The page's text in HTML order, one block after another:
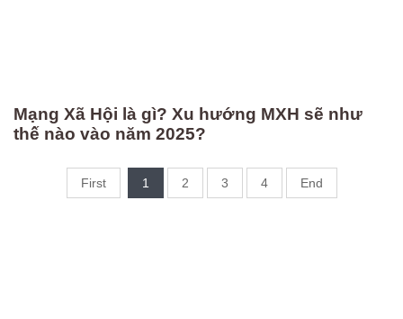
Mạng Xã Hội là gì? Xu hướng MXH sẽ như
thế nào vào năm 2025?
First 1 2 3 4 End